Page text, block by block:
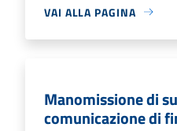
VAI ALLA PAGINA
Manomissione di
comunicazione di